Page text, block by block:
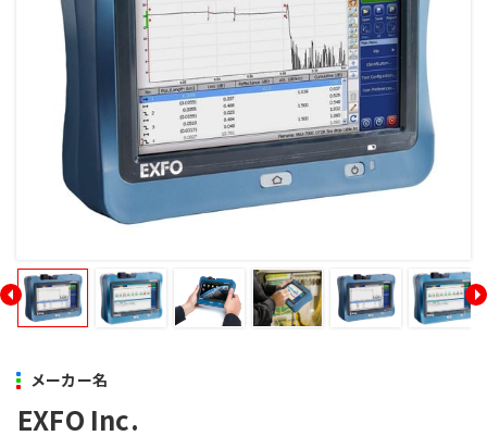
メーカー名
EXFO Inc.